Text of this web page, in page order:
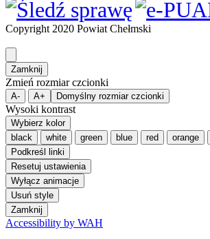
Copyright 2020 Powiat Chełmski
Zamknij
Zmień rozmiar czcionki
A- A+ Domyślny rozmiar czcionki
Wysoki kontrast
Wybierz kolor
black
white green blue red orange
Podkreśl linki
Resetuj ustawienia
Wyłącz animacje
Usuń style
Zamknij
Accessibility by WAH